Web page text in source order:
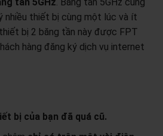
tần 5GHz. Băng tần 5GHz cũng
nhiều thiết bị cùng một lúc và ít
bị 2 băng tần này được FPT
hàng đăng ký dịch vụ internet
bị của bạn đã quá cũ.